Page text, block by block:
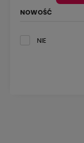
NOWOŚĆ
NIE